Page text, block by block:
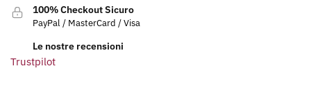
100% Checkout Sicuro
PayPal / MasterCard / Visa
Le nostre recensioni
Trustpilot